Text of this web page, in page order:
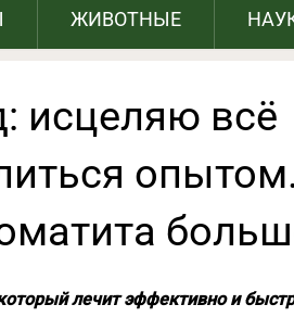
ЖИВОТНЫЕ
исцеляю всё
опытом.
лечит эффективно и